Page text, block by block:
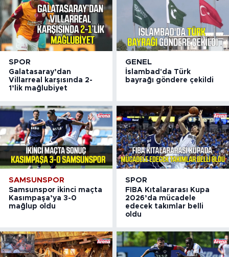
SPOR
Galatasaray’dan
Villarreal karşısında 2-
1’lik mağlubiyet
GENEL
İslambad'da Türk
bayrağı göndere çekildi
SAMSUNSPOR
Samsunspor ikinci maçta
Kasımpaşa’ya 3-0
mağlup oldu
SPOR
FIBA Kıtalararası Kupa
2026’da mücadele
edecek takımlar belli
oldu